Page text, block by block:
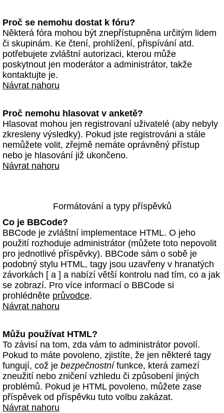
Proč se nemohu dostat k fóru?
Některá fóra mohou být znepřístupněna určitým lidem
či skupinám. Ke čtení, prohlížení, přispívání atd.
potřebujete zvláštní autorizaci, kterou může
poskytnout jen moderátor a administrátor, takže
kontaktujte je.
Návrat nahoru
Proč nemohu hlasovat v anketě?
Hlasovat mohou jen registrovaní uživatelé (aby nebyly
zkresleny výsledky). Pokud jste registrováni a stále
nemůžete volit, zřejmě nemáte oprávněný přístup
nebo je hlasování již ukončeno.
Návrat nahoru
Formátování a typy příspěvků
Co je BBCode?
BBCode je zvláštní implementace HTML. O jeho
použití rozhoduje administrátor (můžete toto nepovolit
pro jednotlivé příspěvky). BBCode sám o sobě je
podobný stylu HTML, tagy jsou uzavřeny v hranatých
závorkách [ a ] a nabízí větší kontrolu nad tím, co a jak
se zobrazí. Pro více informací o BBCode si
prohlédněte průvodce.
Návrat nahoru
Můžu používat HTML?
To závisí na tom, zda vám to administrátor povolí.
Pokud to máte povoleno, zjistíte, že jen některé tagy
fungují, což je bezpečnostnífunkce, která zamezí
zneužití nebo zničení vzhledu či způsobení jiných
problémů. Pokud je HTML povoleno, můžete zase
příspěvek od příspěvku tuto volbu zakázat.
Návrat nahoru